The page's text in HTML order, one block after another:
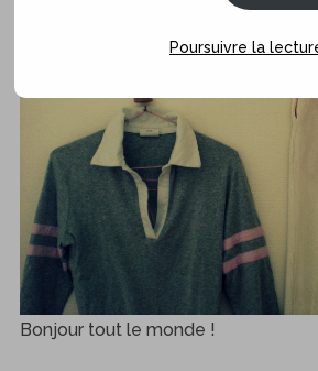
Bonjour tout le monde !
Poursuivre la